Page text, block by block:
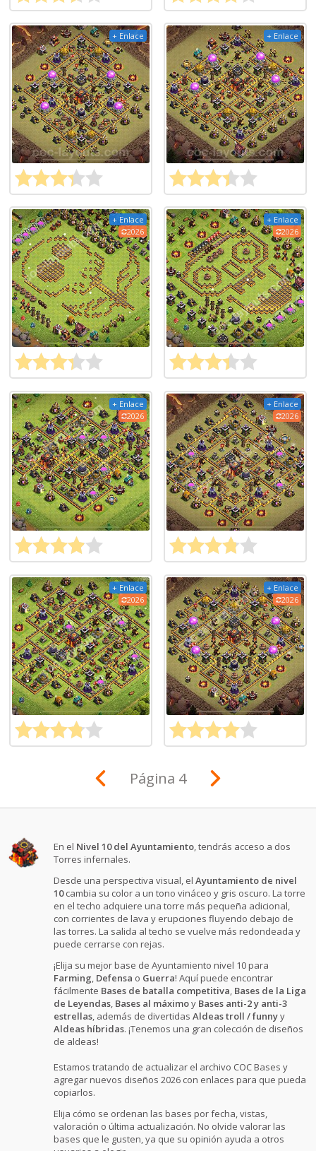
+ Enlace + Enlace
+ Enlace
2026
+ Enlace
2026
+ Enlace
2026
+ Enlace
2026
+ Enlace
2026
+ Enlace
2026
Página 4
En el Nivel 10 del Ayuntamiento, tendrás acceso a dos
Torres infernales.
Desde una perspectiva visual, elAyuntamiento de nivel
10cambia su color a un tono vináceo y gris oscuro. La torre
en el techo adquiere una torre más pequeña adicional,
con corrientes de lava y erupciones fluyendo debajo de
las torres. La salida al techo se vuelve más redondeada y
puede cerrarse con rejas.
¡Elija su mejor base de Ayuntamiento nivel 10 para
Farming, Defensa o Guerra! Aquí puede encontrar
fácilmente Bases de batalla competitiva, Bases de la Liga
de Leyendas, Bases al máximoy Bases anti-2 y anti-3
estrellas, además de divertidasAldeas troll / funnyy
Aldeas híbridas. ¡Tenemos una gran colección de diseños
de aldeas!
Estamos tratando de actualizar el archivo COC Bases y
agregar nuevos diseños 2026 con enlaces para que pueda
copiarlos.
Elija cómo se ordenan las bases por fecha, vistas,
valoración o última actualización. No olvide valorar las
bases que le gusten, ya que su opinión ayuda a otros